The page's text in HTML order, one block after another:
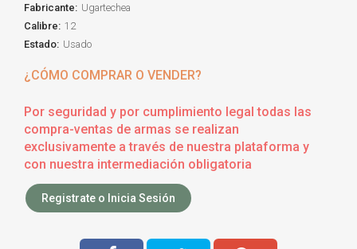
Fabricante: Ugartechea
Calibre: 12
Estado: Usado
¿CÓMO COMPRAR O VENDER?
Por seguridad y por cumplimiento legal todas las
compra-ventas de armas se realizan
exclusivamente a través de nuestra plataforma y
con nuestra intermediación obligatoria
Registrate o Inicia Sesión